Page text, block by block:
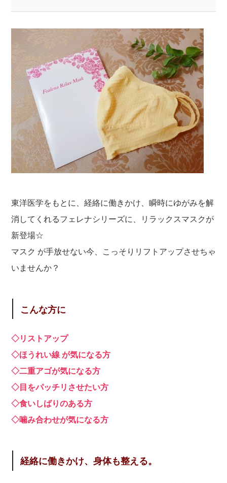
東洋医学をもとに、経絡に働きかけ、瞬時にゆがみを解
消してくれるフェレナシリーズに、リラックスマスクが
新登場☆
マスク が手放せない今、こっそりリフトアップさせちゃ
いませんか？
こんな方に
◇リストアップ
◇ほうれい線 が気になる方
◇二重アゴが気になる方
◇目をパッチリさせたい方
◇食いしばりのある方
◇噛み合わせが気になる方
経絡に働きかけ、身体も整える。